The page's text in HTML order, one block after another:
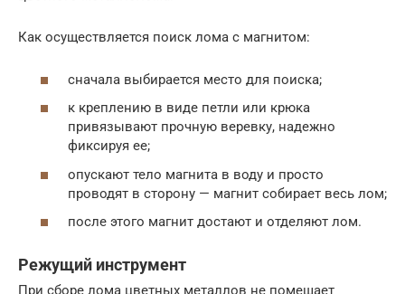
Как осуществляется поиск лома с магнитом:
сначала выбирается место для поиска;
к креплению в виде петли или крюка
привязывают прочную веревку, надежно
фиксируя ее;
опускают тело магнита в воду и просто
проводят в сторону — магнит собирает весь лом;
после этого магнит достают и отделяют лом.
Режущий инструмент